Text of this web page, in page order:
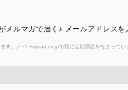
ルマガで届く♪ メールアドレスを
。／~＼Fujisan.co.jpで既に定期購読をなさって